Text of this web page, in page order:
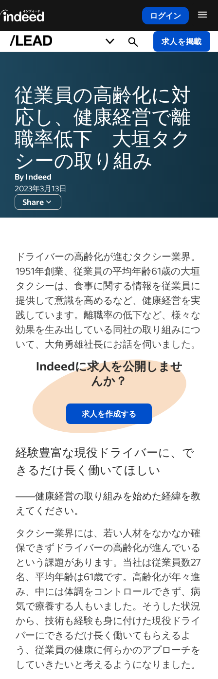
ログイン
メインコンテンツの開始 求人を掲載
従業員の高齢化に対
応し、健康経営で離
職率低下 大垣タク
シーの取り組み
By Indeed
2023年3月13日
Share
ドライバーの高齢化が進むタクシー業界。
1951年創業、従業員の平均年齢61歳の大垣
タクシーは、食事に関する情報を従業員に
提供して意識を高めるなど、健康経営を実
践しています。離職率の低下など、様々な
効果を生み出している同社の取り組みにつ
いて、大角勇雄社長にお話を伺いました。
Indeedに求人を公開しませ
んか？
求人を作成する
経験豊富な現役ドライバーに、で
きるだけ長く働いてほしい
――健康経営の取り組みを始めた経緯を教
えてください。
タクシー業界には、若い人材をなかなか確
保できずドライバーの高齢化が進んでいる
という課題があります。当社は従業員数27
名、平均年齢は61歳です。高齢化が年々進
み、中には体調をコントロールできず、病
気で療養する人もいました。そうした状況
から、技術も経験も身に付けた現役ドライ
バーにできるだけ長く働いてもらえるよ
う、従業員の健康に何らかのアプローチを
していきたいと考えるようになりました。